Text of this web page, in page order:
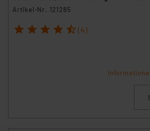
Artikel-Nr. 121285
1 2 3 4 5 (4)